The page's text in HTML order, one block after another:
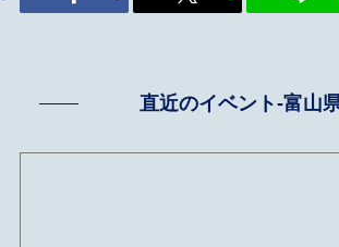
直近のイベント-富山